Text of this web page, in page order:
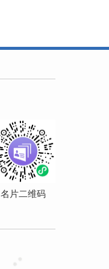
名片二维码